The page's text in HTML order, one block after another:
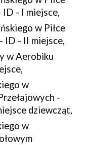
ID - I miejsce,
w Piłce
ID - II miejsce,
w Aerobiku
w
-
dziewcząt,
w